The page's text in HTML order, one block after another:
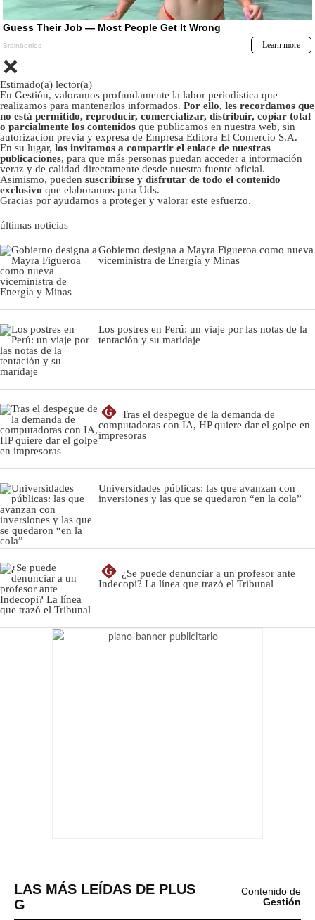
Estimado(a) lector(a)
En Gestión, valoramos profundamente la labor periodística que
realizamos para mantenerlos informados. Por ello, les recordamos que
no está permitido, reproducir, comercializar, distribuir, copiar total
o parcialmente los contenidos que publicamos en nuestra web, sin
autorizacion previa y expresa de Empresa Editora El Comercio S.A.
En su lugar, los invitamos a compartir el enlace de nuestras
publicaciones, para que más personas puedan acceder a información
veraz y de calidad directamente desde nuestra fuente oficial.
Asimismo, pueden suscribirse y disfrutar de todo el contenido
exclusivo que elaboramos para Uds.
Gracias por ayudarnos a proteger y valorar este esfuerzo.
últimas noticias
Gobierno designa a Mayra Figueroa como nueva
viceministra de Energía y Minas
Los postres en Perú: un viaje por las notas de la
tentación y su maridaje
G
Tras el despegue de la demanda de
computadoras con IA, HP quiere dar el golpe en
impresoras
Universidades públicas: las que avanzan con
inversiones y las que se quedaron “en la cola”
G
¿Se puede denunciar a un profesor ante
Indecopi? La línea que trazó el Tribunal
LAS MÁS LEÍDAS DE PLUS
G
Contenido de
Gestión